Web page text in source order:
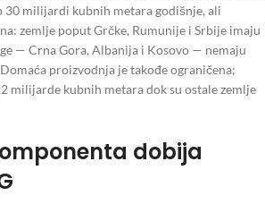
30 milijardi kubnih metara godišnje, ali
zemlje poput Grčke, Rumunije i Srbije imaju
— Crna Gora, Albanija i Kosovo — nemaju
proizvodnja je takođe ograničena;
milijarde kubnih metara dok su ostale zemlje
dobija